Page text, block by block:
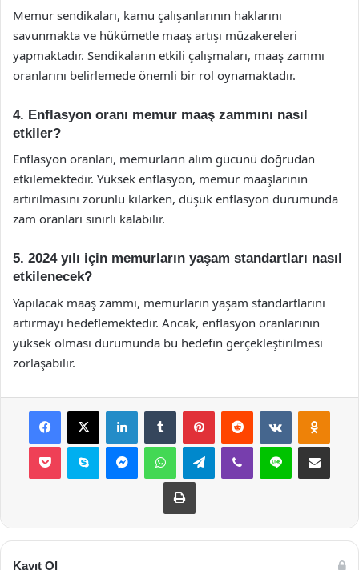
Memur sendikaları, kamu çalışanlarının haklarını
savunmakta ve hükümetle maaş artışı müzakereleri
yapmaktadır. Sendikaların etkili çalışmaları, maaş zammı
oranlarını belirlemede önemli bir rol oynamaktadır.
4. Enflasyon oranı memur maaş zammını nasıl
etkiler?
Enflasyon oranları, memurların alım gücünü doğrudan
etkilemektedir. Yüksek enflasyon, memur maaşlarının
artırılmasını zorunlu kılarken, düşük enflasyon durumunda
zam oranları sınırlı kalabilir.
5. 2024 yılı için memurların yaşam standartları nasıl
etkilenecek?
Yapılacak maaş zammı, memurların yaşam standartlarını
artırmayı hedeflemektedir. Ancak, enflasyon oranlarının
yüksek olması durumunda bu hedefin gerçekleştirilmesi
zorlaşabilir.
Facebook
X LinkedInTumblr PinterestReddit VKontakte
Pocket Skype MessengerWhatsAppTelegramViber Line E-Posta ile
Yazdır
Kayıt Ol